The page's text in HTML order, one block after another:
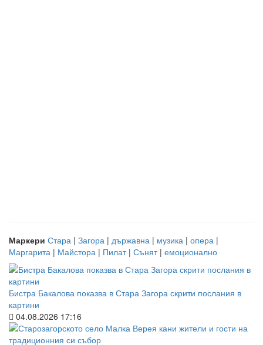
Маркери Стара | Загора | държавна | музика | опера |
Маргарита | Майстора | Пилат| Сънят| емоционално
Бистра Бакалова показва в Стара Загора скрити послания в
картини
04.08.2026 17:16